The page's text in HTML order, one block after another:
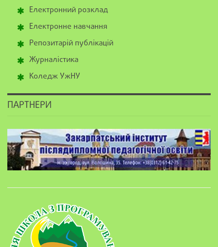
Електронний розклад
Електронне навчання
Репозитарій публікацій
Журналістика
Коледж УжНУ
ПАРТНЕРИ